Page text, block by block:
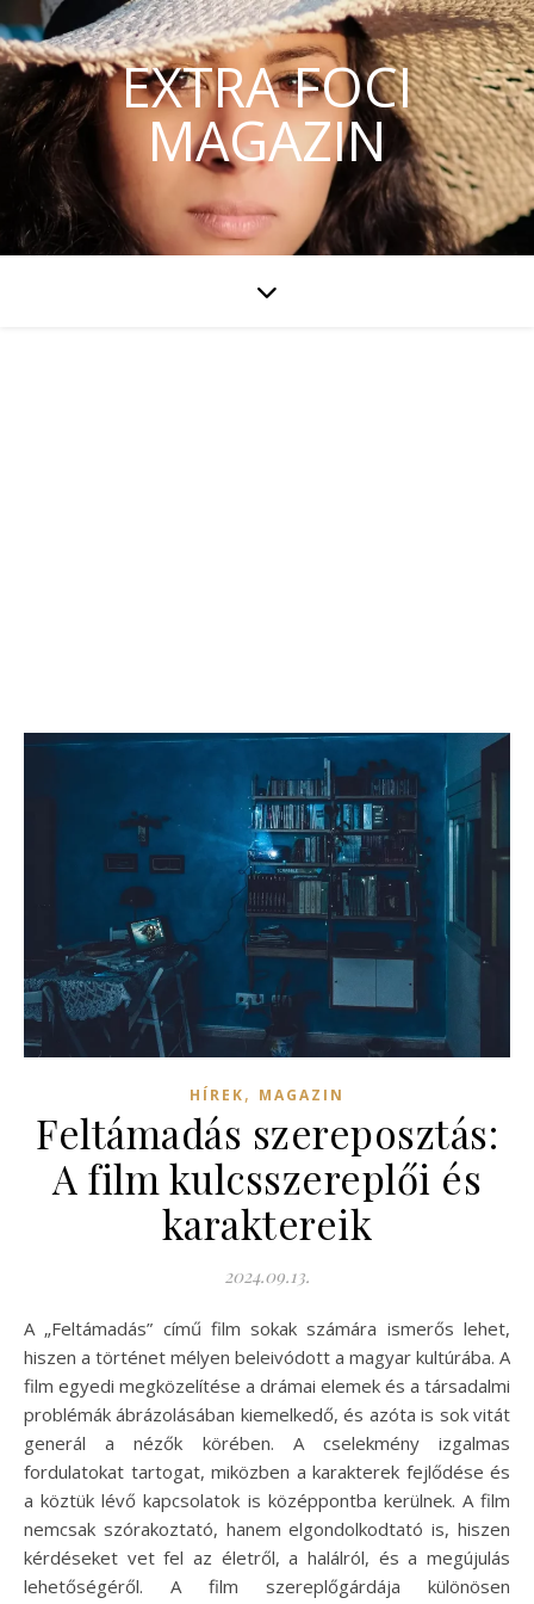
EXTRA FOCI
MAGAZIN
HÍREK, MAGAZIN
Feltámadás szereposztás:
A film kulcsszereplői és
karaktereik
2024.09.13.
A „Feltámadás” című film sokak számára ismerős lehet,
hiszen a történet mélyen beleivódott a magyar kultúrába. A
film egyedi megközelítése a drámai elemek és a társadalmi
problémák ábrázolásában kiemelkedő, és azóta is sok vitát
generál a nézők körében. A cselekmény izgalmas
fordulatokat tartogat, miközben a karakterek fejlődése és
a köztük lévő kapcsolatok is középpontba kerülnek. A film
nemcsak szórakoztató, hanem elgondolkodtató is, hiszen
kérdéseket vet fel az életről, a halálról, és a megújulás
lehetőségéről. A film szereplőgárdája különösen